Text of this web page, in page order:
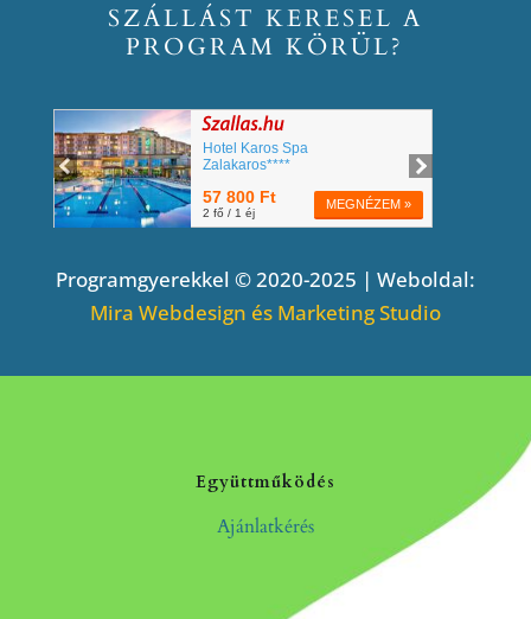
SZÁLLÁST KERESEL A
PROGRAM KÖRÜL?
Programgyerekkel © 2020-2025 | Weboldal:
Mira Webdesign és Marketing Studio
Együttműködés
Ajánlatkérés